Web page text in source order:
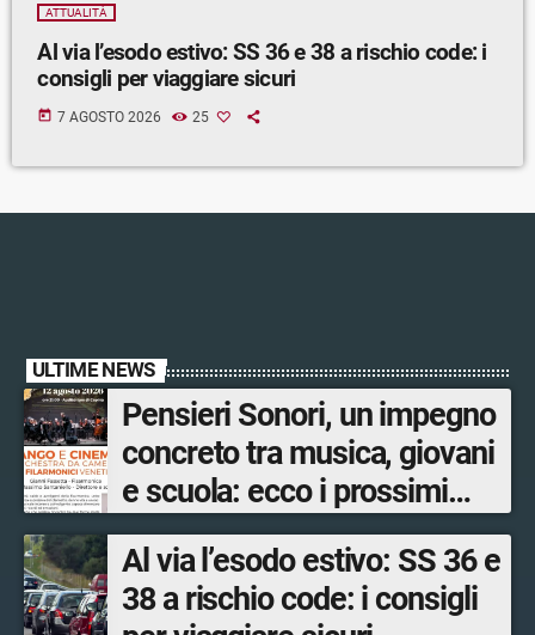
ATTUALITÀ
Al via l’esodo estivo: SS 36 e 38 a rischio code: i
consigli per viaggiare sicuri
today 7 AGOSTO 2026 25
ULTIME NEWS
Pensieri Sonori, un impegno
concreto tra musica, giovani
e scuola: ecco i prossimi
appuntamenti in Valtellina
Al via l’esodo estivo: SS 36 e
38 a rischio code: i consigli